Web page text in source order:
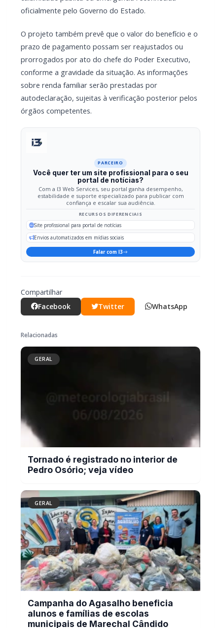
prazo de pagamento possam ser reajustados ou
prorrogados por ato do chefe do Poder Executivo,
sobre renda familiar serão prestadas por
autodeclaração, sujeitas à verificação posterior pelos
órgãos competentes.
Você quer ter um site profissional para o seu
Com a I3 Web Services, seu portal ganha desempenho,
confiança e escalar sua audiência.
RECURSOS DIFERENCIAIS
Site profissional para portal de notícias
Envios automatizados em mídias sociais
Compartilhar
Facebook
Twitter WhatsApp
Relacionadas
GERAL
Tornado é registrado no interior de
Pedro Osório; veja vídeo
GERAL
Campanha do Agasalho beneficia
alunos e famílias de escolas
municipais de Marechal Cândido
Rondon
GERAL